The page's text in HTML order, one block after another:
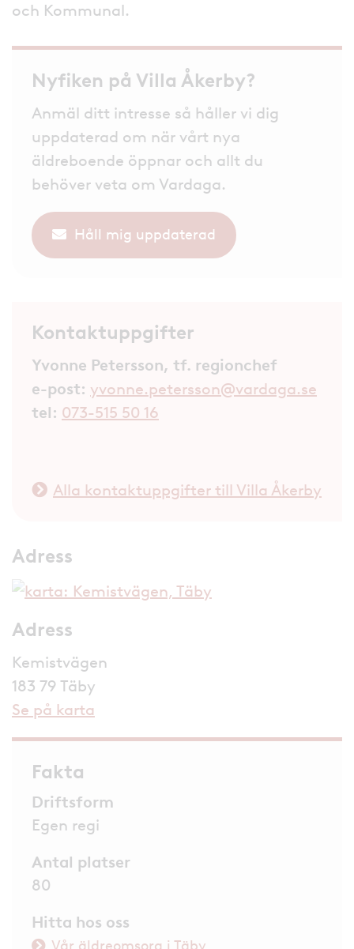
och Kommunal.
Nyfiken på Villa Åkerby?
Anmäl ditt intresse så håller vi dig
uppdaterad om när vårt nya
äldreboende öppnar och allt du
behöver veta om Vardaga.
Håll mig uppdaterad
Kontaktuppgifter
Yvonne Petersson, tf. regionchef
e-post: yvonne.petersson@vardaga.se
tel: 073-515 50 16
Alla kontaktuppgifter till Villa Åkerby
Adress
Adress
Kemistvägen
183 79 Täby
Se på karta
Fakta
Driftsform
Egen regi
Antal platser
80
Hitta hos oss